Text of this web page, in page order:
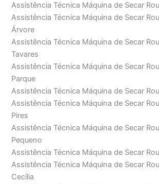
Assistência Técnica Máquina de Secar
Assistência Técnica Máquina de Secar
Árvore
Assistência Técnica Máquina de Secar
Tavares
Assistência Técnica Máquina de Secar
Parque
Assistência Técnica Máquina de Secar
Assistência Técnica Máquina de Secar
Pires
Assistência Técnica Máquina de Secar
Pequeno
Assistência Técnica Máquina de Secar
Assistência Técnica Máquina de Secar
Cecília